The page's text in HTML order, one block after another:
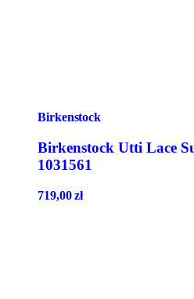
Birkenstock
Birkenstock Utti Lace
1031561
719,00zł